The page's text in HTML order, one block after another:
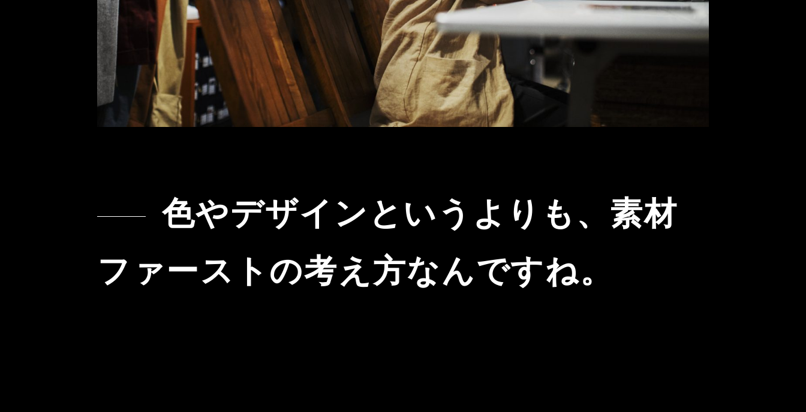
色やデザインというよりも、素材
ファーストの考え方なんですね。